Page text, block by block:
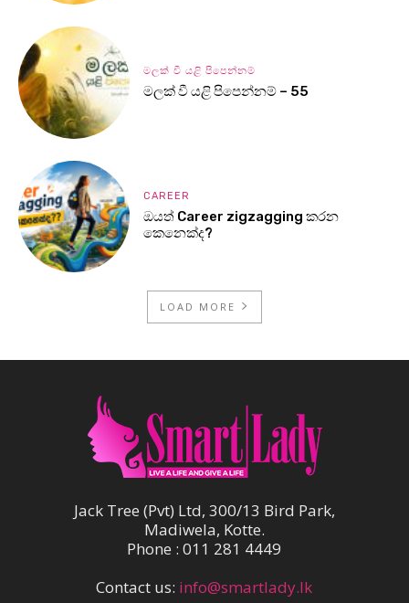
මලක් වී යළි පිපෙන්නම්
මලක් වී යළි පිපෙන්නම් – 55
CAREER
ඔයත් Career zigzagging කරන
කෙනෙක්ද?
LOAD MORE
Jack Tree (Pvt) Ltd, 300/13 Bird Park,
Madiwela, Kotte.
Phone : 011 281 4449
Contact us: info@smartlady.lk